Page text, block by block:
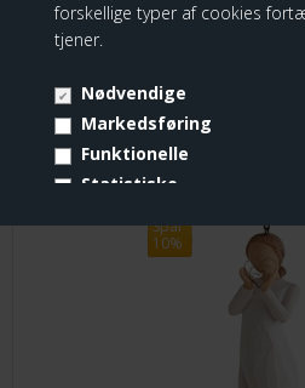
forskellige typer af cookies
tjener.
Nødvendige
Markedsføring
Funktionelle
Statistiske
Willow Tree - Lots of
Spar
10%